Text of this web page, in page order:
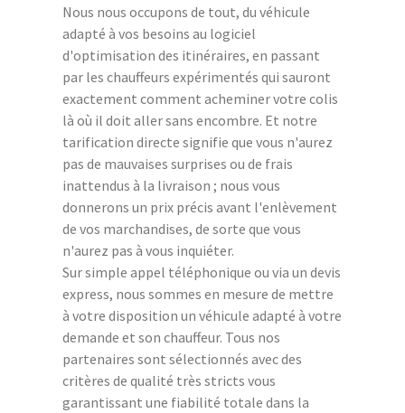
Nous nous occupons de tout, du véhicule
adapté à vos besoins au logiciel
d'optimisation des itinéraires, en passant
par les chauffeurs expérimentés qui sauront
exactement comment acheminer votre colis
là où il doit aller sans encombre. Et notre
tarification directe signifie que vous n'aurez
pas de mauvaises surprises ou de frais
inattendus à la livraison ; nous vous
donnerons un prix précis avant l'enlèvement
de vos marchandises, de sorte que vous
n'aurez pas à vous inquiéter.
Sur simple appel téléphonique ou via un devis
express, nous sommes en mesure de mettre
à votre disposition un véhicule adapté à votre
demande et son chauffeur. Tous nos
partenaires sont sélectionnés avec des
critères de qualité très stricts vous
garantissant une fiabilité totale dans la